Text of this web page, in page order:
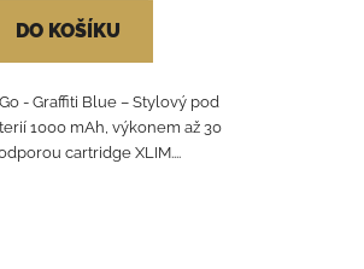
DO KOŠÍKU
- Graffiti Blue – Stylový pod
1000 mAh, výkonem až 30
cartridge XLIM....